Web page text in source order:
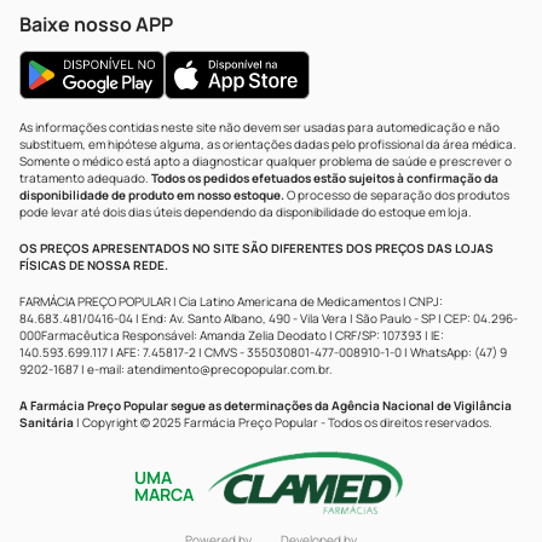
Baixe nosso APP
As informações contidas neste site não devem ser usadas para automedicação e não
substituem, em hipótese alguma, as orientações dadas pelo profissional da área médica.
Somente o médico está apto a diagnosticar qualquer problema de saúde e prescrever o
tratamento adequado. Todos os pedidos efetuados estão sujeitos à confirmação da
disponibilidade de produto em nosso estoque.O processo de separação dos produtos
pode levar até dois dias úteis dependendo da disponibilidade do estoque em loja.
OS PREÇOS APRESENTADOS NO SITE SÃO DIFERENTES DOS PREÇOS DAS LOJAS
FÍSICAS DE NOSSA REDE.
FARMÁCIA PREÇO POPULAR | Cia Latino Americana de Medicamentos | CNPJ:
84.683.481/0416-04 | End: Av. Santo Albano, 490 - Vila Vera | São Paulo - SP | CEP: 04.296-
000Farmacêutica Responsável: Amanda Zelia Deodato | CRF/SP: 107393 | IE:
140.593.699.117 | AFE: 7.45817-2 | CMVS - 355030801-477-008910-1-0 | WhatsApp: (47) 9
9202-1687 | e-mail: atendimento@precopopular.com.br.
A Farmácia Preço Popular segue as determinações da Agência Nacional de Vigilância
Sanitária | Copyright © 2025 Farmácia Preço Popular - Todos os direitos reservados.
UMA
MARCA